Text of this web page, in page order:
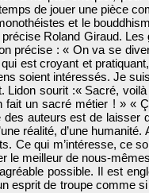
de jouer une pièce
et le
Roland Giraud.
précise : « On va se
est croyant et
soient intéressés. Je
Lidon sourit :« Sacré,
fait un sacré métier ! » «
des auteurs est de
réalité, d’une
Ce qui m’intéresse, ce
le meilleur de nous-
possible. Il est
esprit de troupe comme